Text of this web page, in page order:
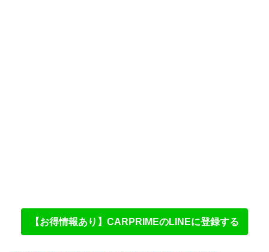
【お得情報あり】CARPRIMEのLINEに登録する